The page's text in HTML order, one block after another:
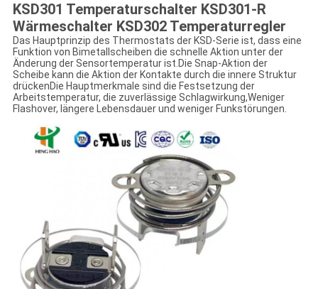
KSD301 Temperaturschalter KSD301-R
Wärmeschalter KSD302 Temperaturregler
Das Hauptprinzip des Thermostats der KSD-Serie ist, dass eine
Funktion von Bimetallscheiben die schnelle Aktion unter der
Änderung der Sensortemperatur ist.Die Snap-Aktion der
Scheibe kann die Aktion der Kontakte durch die innere Struktur
drückenDie Hauptmerkmale sind die Festsetzung der
Arbeitstemperatur, die zuverlässige Schlagwirkung,Weniger
Flashover, längere Lebensdauer und weniger Funkstörungen.